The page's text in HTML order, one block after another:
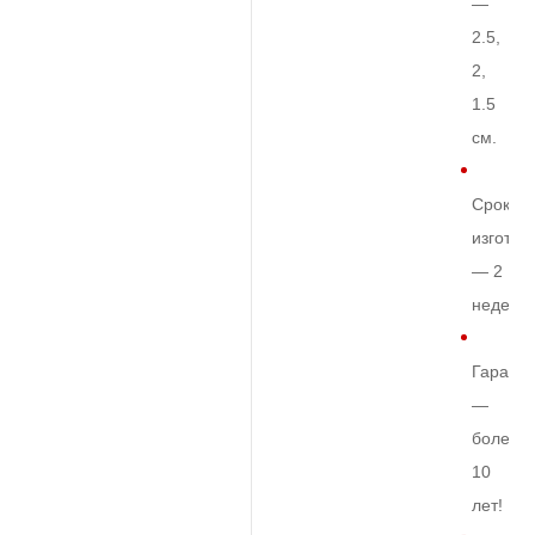
2.5,
2,
1.5
см.
Срок
— 2
недели
—
более
10
лет!